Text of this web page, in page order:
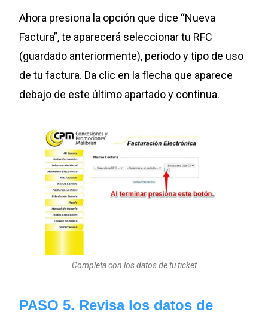
Ahora presiona la opción que dice “Nueva
Factura”, te aparecerá seleccionar tu RFC
(guardado anteriormente), periodo y tipo de uso
de tu factura. Da clic en la flecha que aparece
debajo de este último apartado y continua.
Completa con los datos de tu ticket
PASO 5. Revisa los datos de